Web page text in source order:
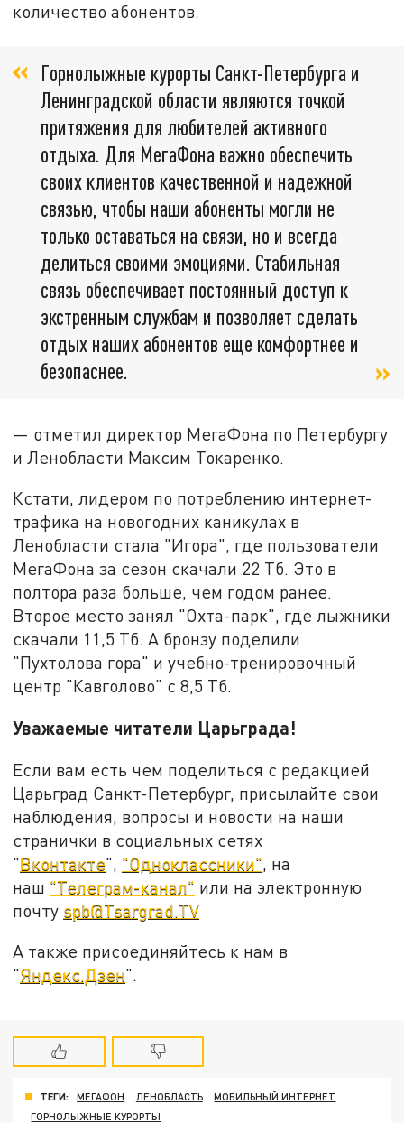
количество абонентов.
Горнолыжные курорты Санкт-Петербурга и
Ленинградской области являются точкой
притяжения для любителей активного
отдыха. Для МегаФона важно обеспечить
своих клиентов качественной и надежной
связью, чтобы наши абоненты могли не
только оставаться на связи, но и всегда
делиться своими эмоциями. Стабильная
связь обеспечивает постоянный доступ к
экстренным службам и позволяет сделать
отдых наших абонентов еще комфортнее и
безопаснее.
— отметил директор МегаФона по Петербургу
и Ленобласти Максим Токаренко.
Кстати, лидером по потреблению интернет-
трафика на новогодних каникулах в
Ленобласти стала "Игора", где пользователи
МегаФона за сезон скачали 22 Тб. Это в
полтора раза больше, чем годом ранее.
Второе место занял "Охта-парк", где лыжники
скачали 11,5 Тб. А бронзу поделили
"Пухтолова гора" и учебно-тренировочный
центр "Кавголово" с 8,5 Тб.
Уважаемые читатели Царьграда!
Если вам есть чем поделиться с редакцией
Царьград Санкт-Петербург, присылайте свои
наблюдения, вопросы и новости на наши
странички в социальных сетях
"Вконтакте", "Одноклассники", на
наш "Телеграм-канал" или на электронную
почту spb@Tsargrad.TV
А также присоединяйтесь к нам в
"Яндекс.Дзен".
ТЕГИ: МЕГАФОН ЛЕНОБЛАСТЬ
МОБИЛЬНЫЙ ИНТЕРНЕТ
ГОРНОЛЫЖНЫЕ КУРОРТЫ